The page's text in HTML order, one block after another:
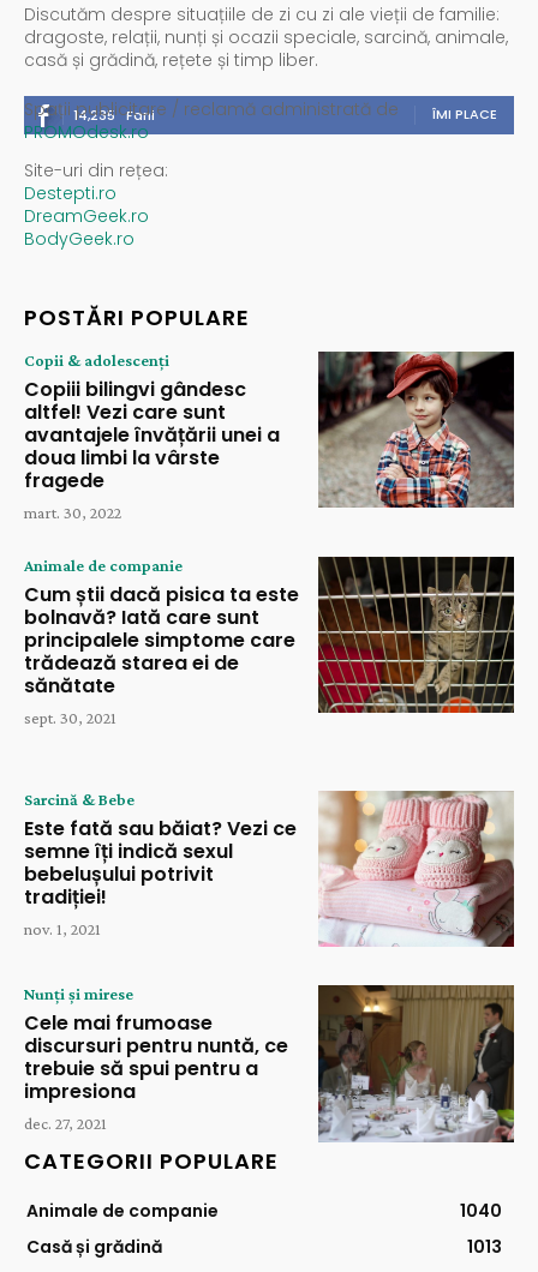
Discutăm despre situațiile de zi cu zi ale vieții de familie:
dragoste, relații, nunți și ocazii speciale, sarcină, animale,
casă și grădină, rețete și timp liber.
14,235 Fani ÎMI PLACE
Spații publicitare / reclamă administrată de
PROMOdesk.ro
Site-uri din rețea:
Destepti.ro
DreamGeek.ro
BodyGeek.ro
POSTĂRI POPULARE
Copii & adolescenți
Copiii bilingvi gândesc
altfel! Vezi care sunt
avantajele învățării unei a
doua limbi la vârste
fragede
mart. 30, 2022
Animale de companie
Cum știi dacă pisica ta este
bolnavă? Iată care sunt
principalele simptome care
trădează starea ei de
sănătate
sept. 30, 2021
Sarcină & Bebe
Este fată sau băiat? Vezi ce
semne îți indică sexul
bebelușului potrivit
tradiției!
nov. 1, 2021
Nunți și mirese
Cele mai frumoase
discursuri pentru nuntă, ce
trebuie să spui pentru a
impresiona
dec. 27, 2021
CATEGORII POPULARE
Animale de companie
1040
Casă și grădină
1013